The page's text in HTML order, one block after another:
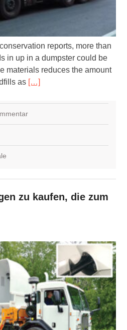
reports, more than
in up in a dumpster could be
materials reduces the amount
as […]
zu kaufen, die zum